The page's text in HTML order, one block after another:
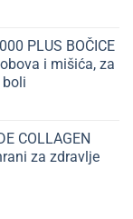
PLUS BOČICE
i mišića, za
COLLAGEN
za zdravlje